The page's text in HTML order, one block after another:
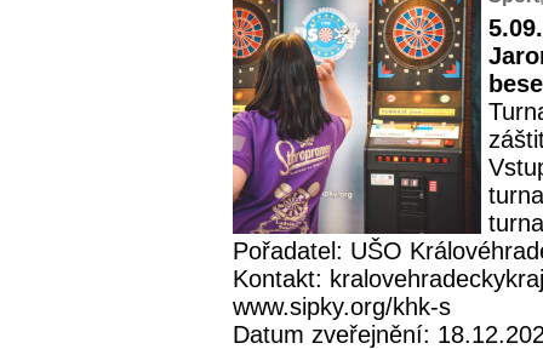
Pořadatel: UŠO
Kontakt:
www.sipky.org/khk-s
Datum zveřejnění: